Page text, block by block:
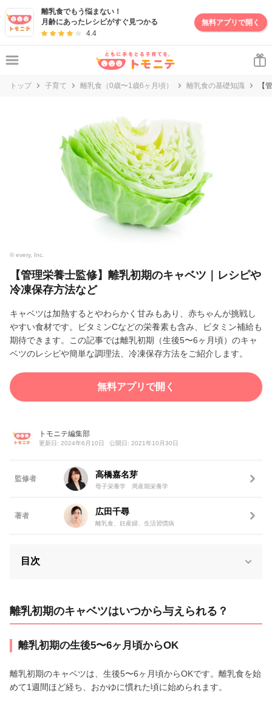
離乳食でもう悩まない！
月齢にあったレシピがすぐ見つかる
4.4
無料アプリで開く
トップ 子育て 離乳食（0歳〜1歳6ヶ月頃） 離乳食の基礎知識 【
© every, Inc.
【管理栄養士監修】離乳初期のキャベツ｜レシピや
冷凍保存方法など
キャベツは加熱するとやわらかく甘みもあり、赤ちゃんが挑戦し
やすい食材です。ビタミンCなどの栄養素も含み、ビタミン補給も
期待できます。この記事では離乳初期（生後5〜6ヶ月頃）のキャ
ベツのレシピや簡単な調理法、冷凍保存方法をご紹介します。
無料アプリで開く
トモニテ編集部
更新日: 2024年6月10日 公開日: 2021年10月30日
監修者 高橋嘉名芽
母子栄養学 周産期栄養学
著者 広田千尋
離乳食、妊産婦、生活習慣病
目次
離乳初期のキャベツはいつから与えられる？
離乳初期の生後5〜6ヶ月頃からOK
離乳初期のキャベツは、生後5〜6ヶ月頃からOKです。離乳食を始
めて1週間ほど経ち、おかゆに慣れた頃に始められます。
妊娠・出産・子育て情報サイト | トモニテ